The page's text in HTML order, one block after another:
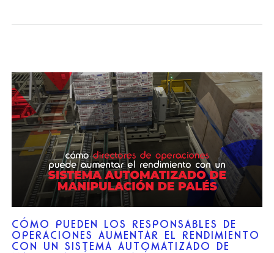
CÓMO PUEDEN LOS RESPONSABLES DE
OPERACIONES AUMENTAR EL RENDIMIENTO
CON UN SISTEMA AUTOMATIZADO DE